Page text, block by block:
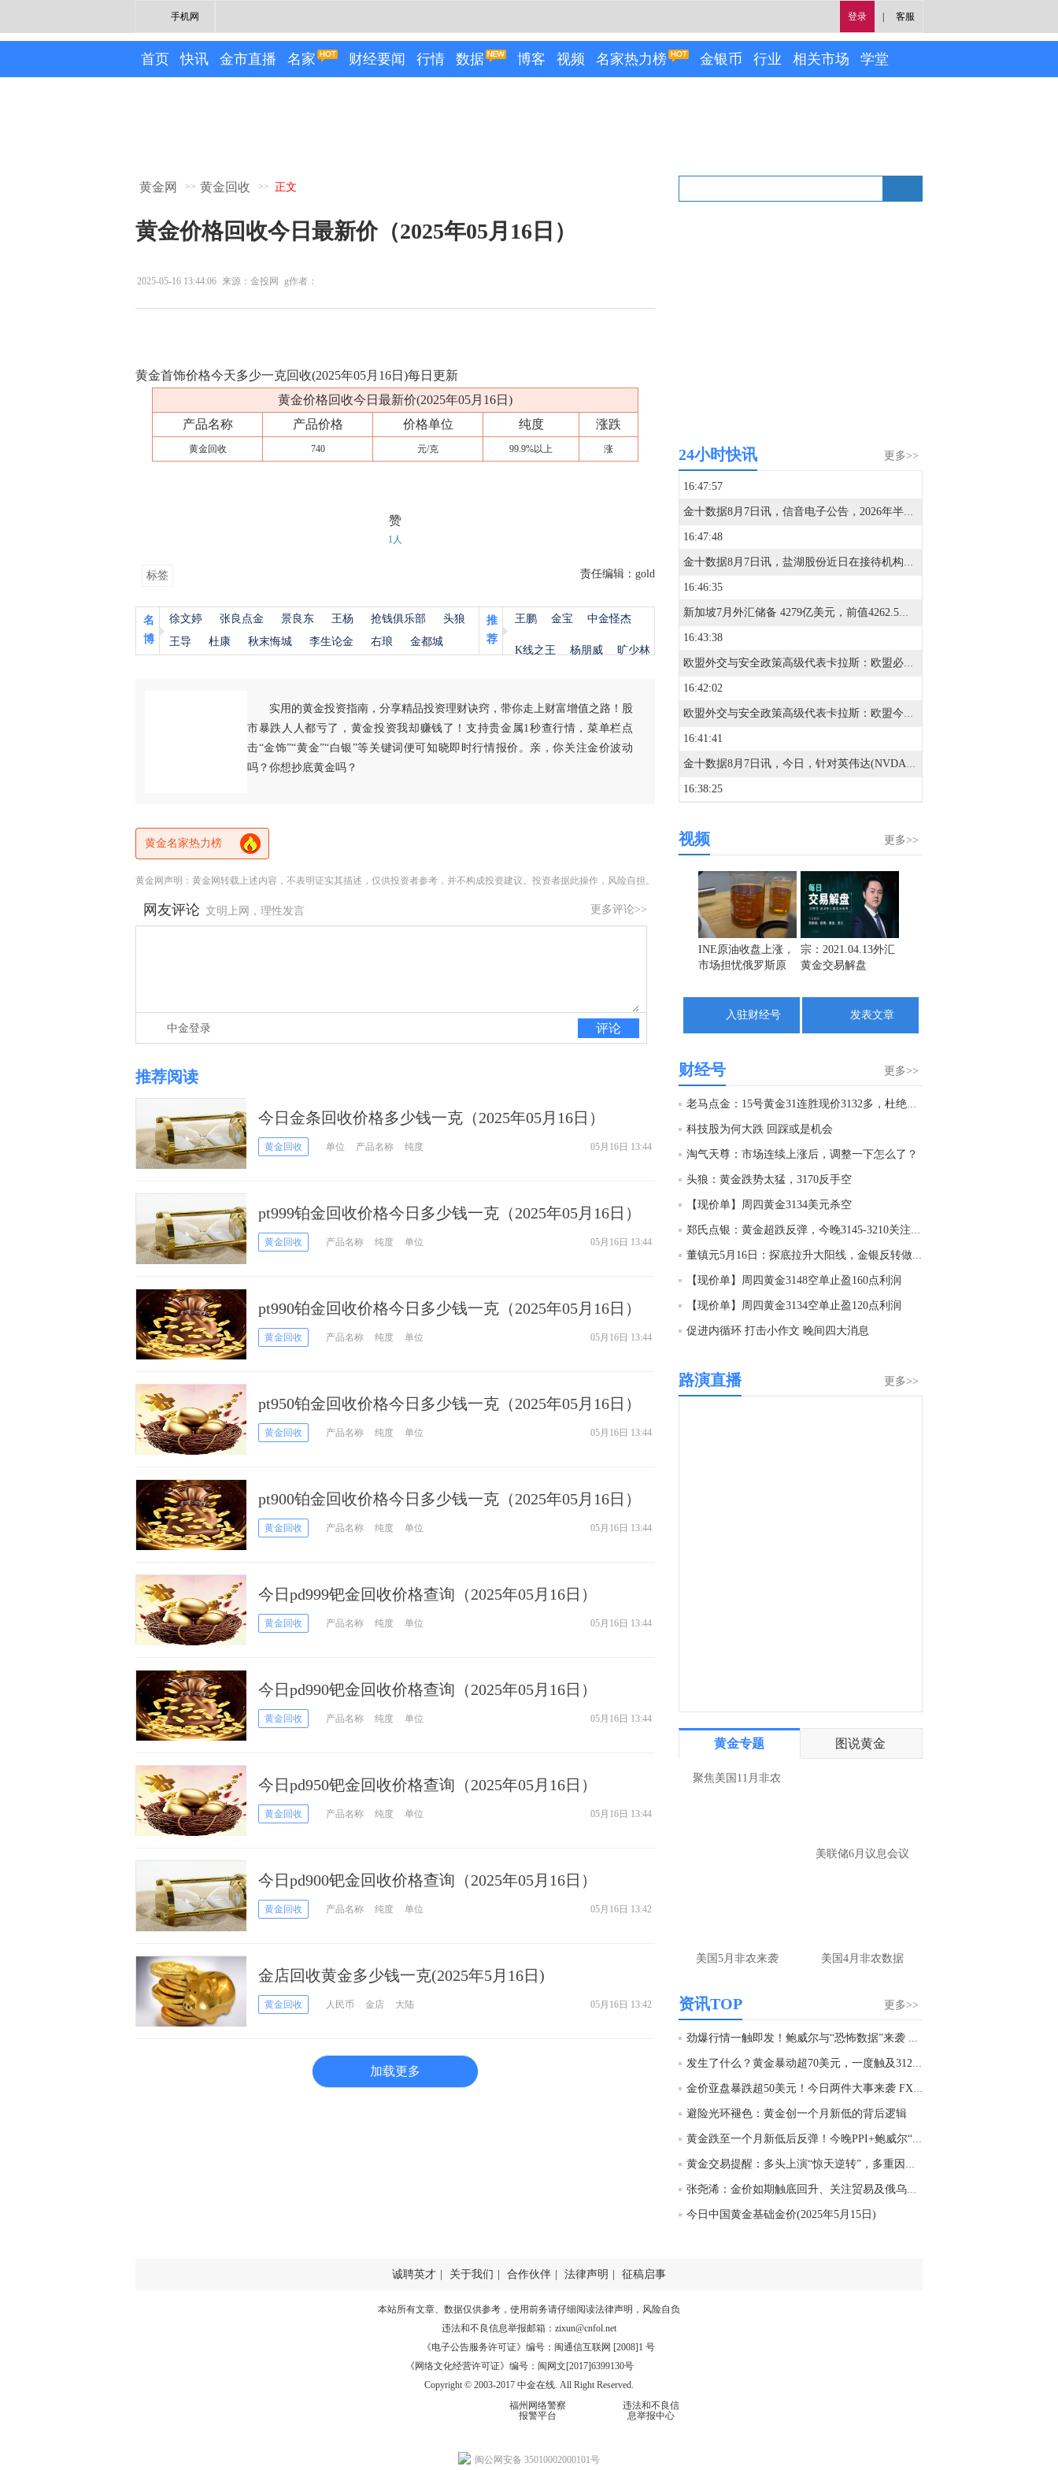
登录 客服
手机网
首页 快讯 金市直播 名家 财经要闻 行情 数据 博客 视频 名家热力榜 金银币 行业 相关市场 学堂
黄金网 >> 黄金回收 >> 正文
黄金价格回收今日最新价（2025年05月16日）
2025-05-16 13:44:06 来源：金投网 g作者：
黄金首饰价格今天多少一克回收(2025年05月16日)每日更新
黄金价格回收今日最新价(2025年05月16日)
产品名称
产品价格 价格单位 纯度 涨跌
黄金回收 740 元/克 99.9%以上 涨
赞
1人
标签 责任编辑：gold
名
博
徐文婷 张良点金 景良东 王杨 抢钱俱乐部
头狼
王导
杜康 秋末悔城 李生论金 右琅 金都城
推
荐
王鹏 金宝 中金怪杰
K线之王 杨朋威 旷少林
实用的黄金投资指南，分享精品投资理财诀窍，带你走上财富增值之路！股
市暴跌人人都亏了，黄金投资我却赚钱了！支持贵金属1秒查行情，菜单栏点
击“金饰”“黄金”“白银”等关键词便可知晓即时行情报价。亲，你关注金价波动
吗？你想抄底黄金吗？
黄金名家热力榜
黄金网声明：黄金网转载上述内容，不表明证实其描述，仅供投资者参考，并不构成投资建议。投资者据此操作，风险自担。
更多评论>>
网友评论 文明上网，理性发言
评论
中金登录
推荐阅读
今日金条回收价格多少钱一克（2025年05月16日）
黄金回收 单位 产品名称 纯度 05月16日 13:44
pt999铂金回收价格今日多少钱一克（2025年05月16日）
黄金回收 产品名称 纯度 单位 05月16日 13:44
pt990铂金回收价格今日多少钱一克（2025年05月16日）
黄金回收 产品名称 纯度 单位 05月16日 13:44
pt950铂金回收价格今日多少钱一克（2025年05月16日）
黄金回收 产品名称 纯度 单位 05月16日 13:44
pt900铂金回收价格今日多少钱一克（2025年05月16日）
黄金回收 产品名称 纯度 单位 05月16日 13:44
今日pd999钯金回收价格查询（2025年05月16日）
黄金回收 产品名称 纯度 单位 05月16日 13:44
今日pd990钯金回收价格查询（2025年05月16日）
黄金回收 产品名称 纯度 单位 05月16日 13:44
今日pd950钯金回收价格查询（2025年05月16日）
黄金回收 产品名称 纯度 单位 05月16日 13:44
今日pd900钯金回收价格查询（2025年05月16日）
黄金回收 产品名称 纯度 单位 05月16日 13:42
金店回收黄金多少钱一克(2025年5月16日)
黄金回收 人民币 金店 大陆 05月16日 13:42
加载更多
更多>>
24小时快讯
16:47:57
金十数据8月7日讯，信音电子公告，2026年半年度公司实现营业总收入6.28亿元，同比增长43.41%；归属于上市公司股东的净利润4124.54万元，同比增长24.63%；扣除非经常性损益后的归属于上市公司股东的净利润2764.97万元，同比下降7.66%。
16:47:48
金十数据8月7日讯，盐湖股份近日在接待机构调研中表示，目前公司刚果(布)BMB钾盐矿权开发处于详勘阶段，公司正全力加速相关项目进程。鉴于该项目整体尚处于初期，后续进展仍存在不确定性。公司将严格依据相关法律法规及监管要求，对达到披露标准的项目进展及时履行信息披露义务。敬请广大投资者理性看待项目前景，审慎决策，注意投资风险。
16:46:35
新加坡7月外汇储备 4279亿美元，前值4262.5亿美元。
16:43:38
欧盟外交与安全政策高级代表卡拉斯：欧盟必须继续加大对俄罗斯的压力，直到莫斯科结束战争。
16:42:02
欧盟外交与安全政策高级代表卡拉斯：欧盟今天通过了针对五名参与俄罗斯军事工业综合体的个人的新制裁名单。
16:41:41
金十数据8月7日讯，今日，针对英伟达(NVDA.O)正在加速进入电信运营商市场、并在中国寻找基站厂商合作方的市场消息，英伟达发言人回应称：“该报道毫无根据，对我们在该地区活动的描述也不属实。”此前，有消息称英伟达正在加速进入电信运营商市场，并在中国寻找基站厂商合作方，深圳佳贤通信股份有限公司正在参与英伟达6GAI-RAN基站合作开发。（澎湃）
16:38:25
16:38:12
16:37:55
16:35:03
金十数据8月7日讯，今天从国家市场监督管理总局了解到，“贯彻落实公平竞争审查制度专项行动”取得阶段性成果。今年上半年，全国市场监管部门共审查政策措施3万余件，指导修改调整6600余件。为纵深推进全国统一大市场建设，国家市场监督管理总局于今年4月份部署开展了贯彻落实公平竞争审查制度专项行动，取得阶段性成果。国家市场监督管理总局有关负责人介绍，正在加快修订《公平竞争审查条例实施办法》，争取尽快出台。近期，将开展2026年度公平竞争审查抽查，纠治一批市场准入、要素获取、资质认定、招标投标等方面的制度性壁垒。（央视新闻）
16:29:02
更多>>
视频
INE原油收盘上涨，
市场担忧俄罗斯原
宗：2021.04.13外汇
黄金交易解盘
入驻财经号 发表文章
更多>>
财经号
老马点金：15号黄金31连胜现价3132多，杜绝一切马后炮！
科技股为何大跌 回踩或是机会
淘气天尊：市场连续上涨后，调整一下怎么了？
头狼：黄金跌势太猛，3170反手空
【现价单】周四黄金3134美元杀空
郑氏点银：黄金超跌反弹，今晚3145-3210关注得失
董镇元5月16日：探底拉升大阳线，金银反转做低多
【现价单】周四黄金3148空单止盈160点利润
【现价单】周四黄金3134空单止盈120点利润
促进内循环 打击小作文 晚间四大消息
更多>>
路演直播
黄金专题 图说黄金
聚焦美国11月非农
美联储6月议息会议
美国5月非农来袭 美国4月非农数据
更多>>
资讯TOP
劲爆行情一触即发！鲍威尔与“恐怖数据”来袭 ...
发生了什么？黄金暴动超70美元，一度触及3120 ...
金价亚盘暴跌超50美元！今日两件大事来袭 FXStr...
避险光环褪色：黄金创一个月新低的背后逻辑
黄金跌至一个月新低后反弹！今晚PPI+鲍威尔“双...
黄金交易提醒：多头上演“惊天逆转”，多重因素...
张尧浠：金价如期触底回升、关注贸易及俄乌会谈...
今日中国黄金基础金价(2025年5月15日)
诚聘英才 关于我们 合作伙伴 法律声明 征稿启事
本站所有文章、数据仅供参考，使用前务请仔细阅读法律声明 ，风险自负
违法和不良信息举报邮箱： zixun@cnfol.net
《电子公告服务许可证》编号：闽通信互联网 [2008]1 号
《网络文化经营许可证》编号：闽网文[2017]6399130号
Copyright © 2003-2017 中金在线. All Right Reserved.
福州网络警察
报警平台
违法和不良信
息举报中心
闽公网安备 35010002000101号